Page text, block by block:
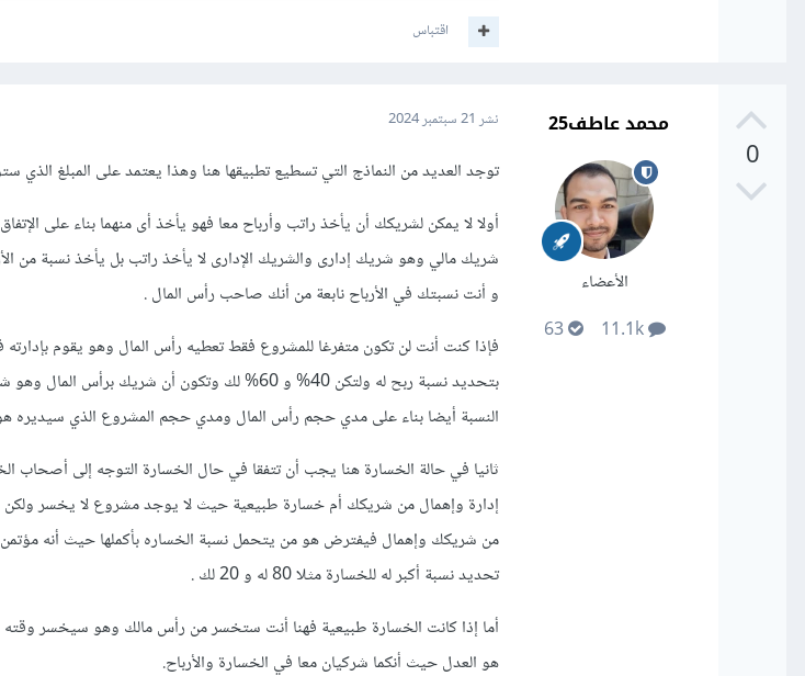
اقتباس
0
محمد عاطف25
الأعضاء
11.1k
63
نشر 21 سبتمبر 2024
توجد العديد من النماذج التي تسطيع تطبيقها هنا وهذا يعتمد على المبلغ
أولا لا يمكن لشريكك أن يأخذ راتب وأرباح معا فهو يأخذ أى منهما بناء على
شريك مالي وهو شريك إدارى والشريك الإدارى لا يأخذ راتب بل يأخذ نسبة من
و أنت نسبتك في الأرباح نابعة من أنك صاحب رأس المال .
فإذا كنت أنت لن تكون متفرغا للمشروع فقط تعطيه رأس المال وهو يقوم
بتحديد نسبة ربح له ولتكن 40% و 60% لك وتكون أن شريك
النسبة أيضا بناء على مدي حجم رأس المال ومدي حجم المشروع الذي سيديره
ثانيا في حالة الخسارة هنا يجب أن تتفقا في حال الخسارة التوجه إلى أصحاب
إدارة وإهمال من شريكك أم خسارة طبيعية حيث لا يوجد مشروع لا يخسر ولكن
من شريكك وإهمال فيفترض هو من يتحمل نسبة الخساره بأكملها حيث أنه
تحديد نسبة أكبر له للخسارة مثلا 80 له و 20 لك .
أما إذا كانت الخسارة طبيعية فهنا أنت ستخسر من رأس مالك وهو سيخسر وقته
هو العدل حيث أنكما شركيان معا في الخسارة والأرباح.